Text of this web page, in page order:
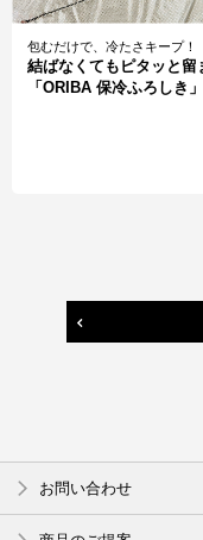
包むだけで、冷たさキープ！
結ばなくてもピタッと留
「ORIBA 保冷ふろしき」
毎日の美容習慣にプラス
「PDRNピンクセラム」
お問い合わせ